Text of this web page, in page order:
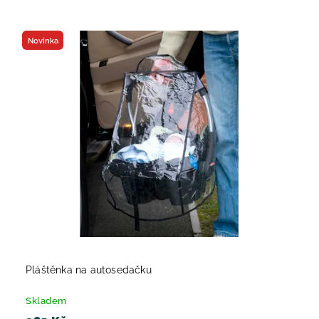
Novinka
Pláštěnka na autosedačku
Skladem